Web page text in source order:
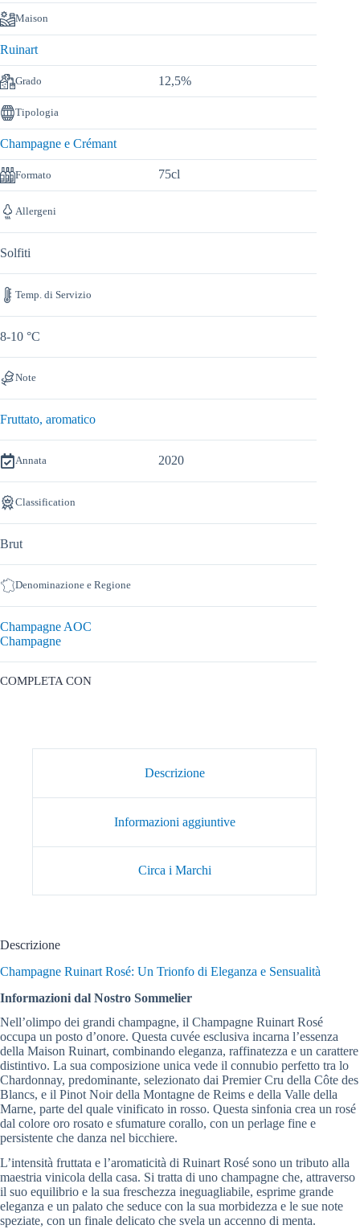
Maison
Ruinart
Grado 12,5%
Tipologia
Champagne e Crémant
Formato 75cl
Allergeni
Solfiti
Temp. di Servizio
8-10 °C
Note
Fruttato, aromatico
Annata 2020
Classification
Brut
Denominazione e Regione
Champagne AOC
Champagne
COMPLETA CON
Descrizione
Informazioni aggiuntive
Circa i Marchi
Descrizione
Champagne Ruinart Rosé: Un Trionfo di Eleganza e Sensualità
Informazioni dal Nostro Sommelier
Nell’olimpo dei grandi champagne, il Champagne Ruinart Rosé
occupa un posto d’onore. Questa cuvée esclusiva incarna l’essenza
della Maison Ruinart, combinando eleganza, raffinatezza e un carattere
distintivo. La sua composizione unica vede il connubio perfetto tra lo
Chardonnay, predominante, selezionato dai Premier Cru della Côte des
Blancs, e il Pinot Noir della Montagne de Reims e della Valle della
Marne, parte del quale vinificato in rosso. Questa sinfonia crea un rosé
dal colore oro rosato e sfumature corallo, con un perlage fine e
persistente che danza nel bicchiere.
L’intensità fruttata e l’aromaticità di Ruinart Rosé sono un tributo alla
maestria vinicola della casa. Si tratta di uno champagne che, attraverso
il suo equilibrio e la sua freschezza ineguagliabile, esprime grande
eleganza e un palato che seduce con la sua morbidezza e le sue note
speziate, con un finale delicato che svela un accenno di menta.